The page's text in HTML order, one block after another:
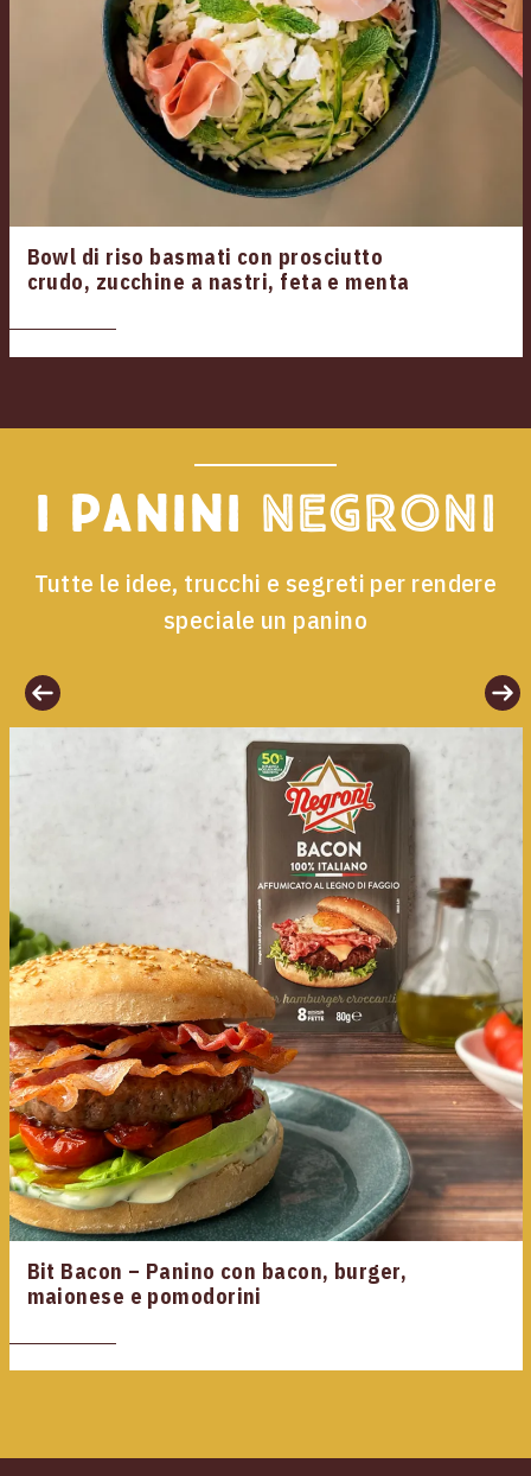
Bowl di riso basmati con prosciutto
crudo, zucchine a nastri, feta e menta
I panini Negroni
Tutte le idee, trucchi e segreti per rendere
speciale un panino
Bit Bacon – Panino con bacon, burger,
maionese e pomodorini